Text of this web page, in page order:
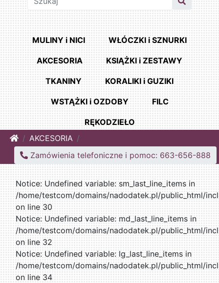
MULINY i NICI WŁÓCZKI i SZNURKI
AKCESORIA KSIĄŻKI i ZESTAWY
TKANINY KORALIKI i GUZIKI
WSTĄŻKI i OZDOBY FILC
RĘKODZIEŁO
HomeAKCESORIA
Zamówienia telefoniczne i pomoc: 663-656-888
Notice: Undefined variable: sm_last_line_items in
/home/testcom/domains/nadodatek.pl/public_html/
on line 30
Notice: Undefined variable: md_last_line_items in
/home/testcom/domains/nadodatek.pl/public_html/
on line 32
Notice: Undefined variable: lg_last_line_items in
/home/testcom/domains/nadodatek.pl/public_html/
on line 34